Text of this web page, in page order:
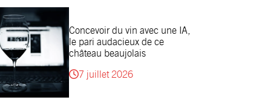
Concevoir du vin avec une IA,
le pari audacieux de ce
château beaujolais
7 juillet 2026